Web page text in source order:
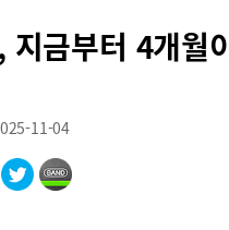
지금부터 4개월
11-04